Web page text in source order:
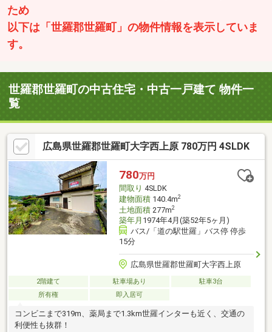
ため
以下は「世羅郡世羅町」の物件情報を表示していま
す。
世羅郡世羅町の中古住宅・中古一戸建て 物件一
覧
広島県世羅郡世羅町大字西上原 780万円 4SLDK
780万円
間取り 4SLDK
建物面積140.4m2
土地面積277m2
築年月 1974年4月(築52年5ヶ月)
バス/「道の駅世羅」バス停 停歩
15分
広島県世羅郡世羅町大字西上原
2階建て 駐車場あり
駐車3台
所有権
即入居可
コンビニまで319m、薬局まで1.3km世羅インターも近く、交通の
利便性も抜群！